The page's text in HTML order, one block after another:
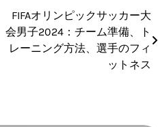
FIFAオリンピックサッカー大
会男子2024：チーム準備、ト
レーニング方法、選手のフィ
ットネス